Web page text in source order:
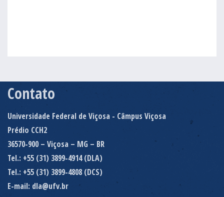
Contato
Universidade Federal de Viçosa - Câmpus Viçosa
Prédio CCH2
36570-900 – Viçosa – MG – BR
Tel.: +55 (31) 3899-4914 (DLA)
Tel.: +55 (31) 3899-4808 (DCS)
E-mail: dla@ufv.br